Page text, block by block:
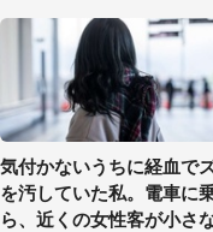
気付かないうちに経血で
を汚していた私。電車に
ら、近くの女性客が小さ